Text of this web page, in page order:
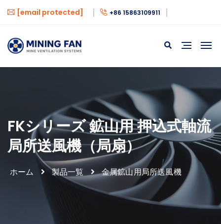
[email protected] +86 15863109911
FKシリーズ 鉱山用 押込式軸流
局所送風機（局扇）
ホーム 製品一覧 金属鉱山用局所送風機